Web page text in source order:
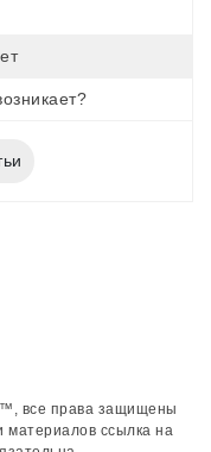
все права защищены
материалов ссылка на